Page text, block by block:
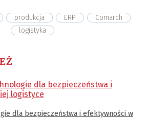
produkcja ERP
Comarch
logistyka
dla bezpieczeństwa i efektywności w